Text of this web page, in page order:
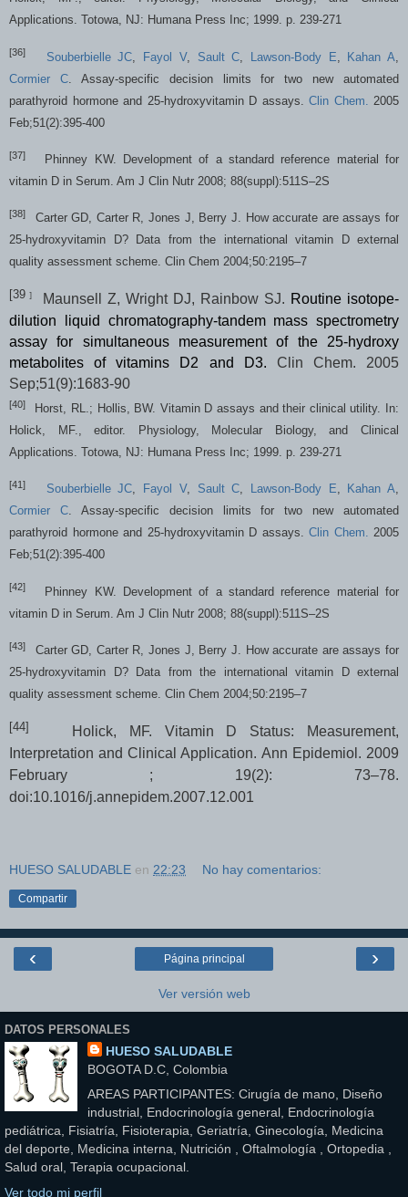
Applications. Totowa, NJ: Humana Press Inc; 1999. p. 239-271
[36] Souberbielle JC Fayol V, Sault C Lawson-Body E Kahan A
Cormier C. Assay-specific decision limits for two new automated
parathyroid hormone and 25-hydroxyvitamin D assays. Clin Chem.
2005
Feb;51(2):395-400
[37] Phinney KW.
Development of a standard reference material for
vitamin D in Serum. Am J Clin Nutr 2008; 88(suppl):511S–2S
[38]
Carter GD, Carter R, Jones J, Berry J. How accurate are assays for
25-hydroxyvitamin D? Data from the international vitamin D external
quality assessment scheme. Clin Chem 2004;50:2195–7
[39 ] Maunsell Z, Wright DJ, Rainbow SJ. Routine isotope-
dilution liquid chromatography-tandem mass spectrometry
assay for simultaneous measurement of the 25-hydroxy
metabolites of vitamins D2 and D3.
Clin Chem. 2005
Sep;51(9):1683-90
[40]
Horst, RL.; Hollis, BW. Vitamin D assays and their clinical utility. In:
Holick, MF., editor. Physiology, Molecular Biology, and Clinical
Applications. Totowa, NJ: Humana Press Inc; 1999. p. 239-271
[41] Souberbielle JC, Fayol V, Sault C, Lawson-Body E, Kahan A,
Cormier C. Assay-specific decision limits for two new automated
parathyroid hormone and 25-hydroxyvitamin D assays. Clin Chem. 2005
Feb;51(2):395-400
[42] Phinney KW. Development of a standard reference material for
vitamin D in Serum. Am J Clin Nutr 2008; 88(suppl):511S–2S
[43]
Carter GD, Carter R, Jones J, Berry J. How accurate are assays for
25-hydroxyvitamin D? Data from the international vitamin D external
quality assessment scheme. Clin Chem 2004;50:2195–7
[44]
Holick, MF. Vitamin D Status: Measurement,
Interpretation and Clinical Application. Ann Epidemiol. 2009
February ; 19(2): 73–78.
doi:10.1016/j.annepidem.2007.12.001
HUESO SALUDABLE en 22:23 No hay comentarios:
Compartir
‹ ›
Página principal
Ver versión web
DATOS PERSONALES
HUESO SALUDABLE
BOGOTA D.C, Colombia
AREAS PARTICIPANTES: Cirugía de mano, Diseño
industrial, Endocrinología general, Endocrinología
pediátrica, Fisiatría, Fisioterapia, Geriatría, Ginecología, Medicina
del deporte, Medicina interna, Nutrición , Oftalmología , Ortopedia ,
Salud oral, Terapia ocupacional.
Ver todo mi perfil